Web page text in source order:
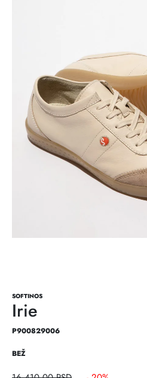
SOFTINOS
Irie
P900829006
BEŽ